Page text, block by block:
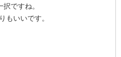
ですね。
もいいです。